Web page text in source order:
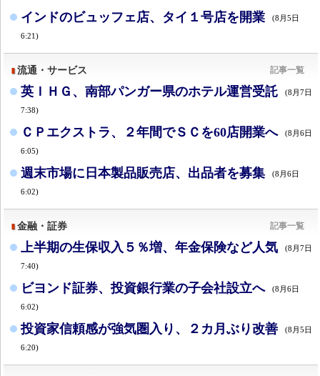
インドのビュッフェ店、タイ１号店を開業 (8月5日
6:21)
流通・サービス 記事一覧
英ＩＨＧ、南部パンガー県のホテル運営受託 (8月7日
7:38)
ＣＰエクストラ、２年間でＳＣを60店開業へ (8月6日
6:05)
週末市場に日本製品販売店、出品者を募集 (8月6日
6:02)
金融・証券 記事一覧
上半期の生保収入５％増、年金保険など人気 (8月7日
7:40)
ビヨンド証券、投資銀行業の子会社設立へ (8月6日
6:02)
投資家信頼感が強気圏入り、２カ月ぶり改善 (8月5日
6:20)